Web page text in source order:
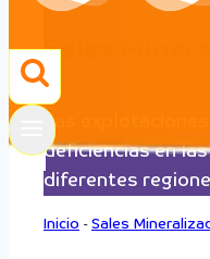
Sales
Las
deficiencias en
diferentes
Inicio - Sales